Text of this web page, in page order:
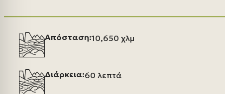
Απόσταση:10,650 χλμ
Διάρκεια:60 λεπτά